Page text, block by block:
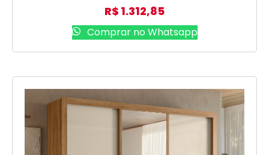
R$ 1.312,85
Comprar no Whatsapp